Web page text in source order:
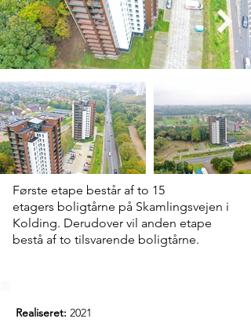
Første etape består af to 15
etagers boligtårne på Skamlingsvejen i
Kolding. Derudover vil anden etape
bestå af to tilsvarende boligtårne.
Realiseret: 2021